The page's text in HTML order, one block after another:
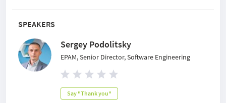
SPEAKERS
Sergey Podolitsky
EPAM, Senior Director, Software Engineering
Say "Thank you"